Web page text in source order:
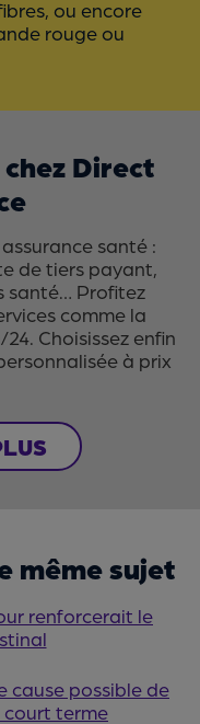
ou encore
rouge ou
chez Direct
santé :
de tiers payant,
santé… Profitez
comme la
Choisissez enfin
à prix
même sujet
renforcerait le
cause possible de
terme